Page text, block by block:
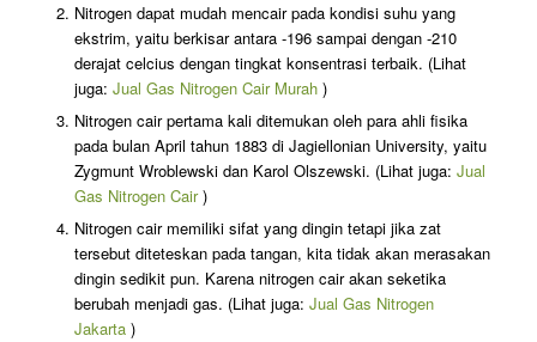
Nitrogen dapat mudah mencair pada kondisi suhu yang
ekstrim, yaitu berkisar antara -196 sampai dengan -210
derajat celcius dengan tingkat konsentrasi terbaik. (Lihat
juga: Jual Gas Nitrogen Cair Murah)
Nitrogen cair pertama kali ditemukan oleh para ahli fisika
pada bulan April tahun 1883 di Jagiellonian University, yaitu
Zygmunt Wroblewski dan Karol Olszewski. (Lihat juga: Jual
Gas Nitrogen Cair)
Nitrogen cair memiliki sifat yang dingin tetapi jika zat
tersebut diteteskan pada tangan, kita tidak akan merasakan
dingin sedikit pun. Karena nitrogen cair akan seketika
berubah menjadi gas. (Lihat juga: Jual Gas Nitrogen
Jakarta)